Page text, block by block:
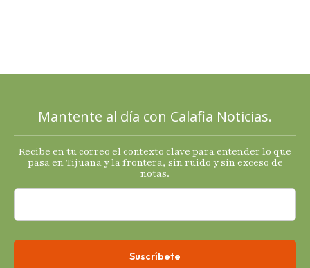
2025 con
termómetro
s
económicos.
Mantente al día con Calafia Noticias.
Recibe en tu correo el contexto clave para entender lo que
pasa en Tijuana y la frontera, sin ruido y sin exceso de
notas.